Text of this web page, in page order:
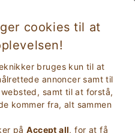
cookies til at
bruges kun til at
annoncer samt til
samt til at forstå,
kommer fra, alt sammen
påAccept all, for at få
nær havet